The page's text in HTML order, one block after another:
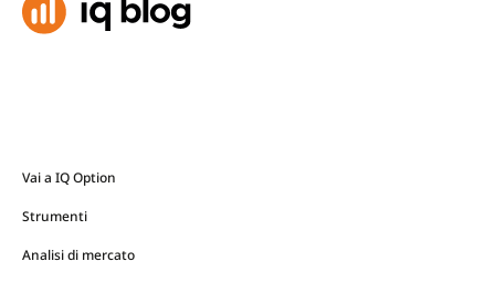
Vai a IQ Option
Strumenti
Analisi di mercato